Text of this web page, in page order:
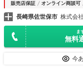
販売店保証 オンライン商談可
長崎県佐世保市 株式会
ま
無料
今